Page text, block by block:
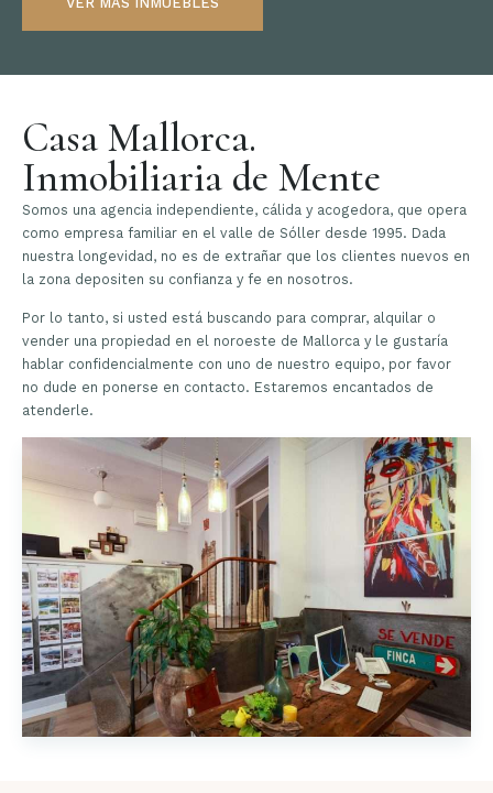
Casa Mallorca.
Inmobiliaria de Mente
Somos una agencia independiente, cálida y acogedora, que opera
como empresa familiar en el valle de Sóller desde 1995. Dada
nuestra longevidad, no es de extrañar que los clientes nuevos en
la zona depositen su confianza y fe en nosotros.
Por lo tanto, si usted está buscando para comprar, alquilar o
vender una propiedad en el noroeste de Mallorca y le gustaría
hablar confidencialmente con uno de nuestro equipo, por favor
no dude en ponerse en contacto. Estaremos encantados de
atenderle.